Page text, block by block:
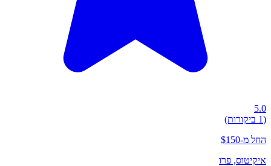
5.0
(1 ביקורות)
החל מ-$150
איקיטוס, פרו